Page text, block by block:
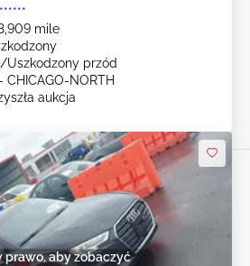
mile
Uszkodzony przód
CHICAGO-NORTH
aukcja
prawo, aby zobaczyć